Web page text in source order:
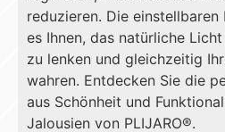
reduzieren. Die
es Ihnen, das natürliche
zu lenken und gleichzeitig
wahren. Entdecken Sie die
aus Schönheit und
Jalousien von PLIJARO®.